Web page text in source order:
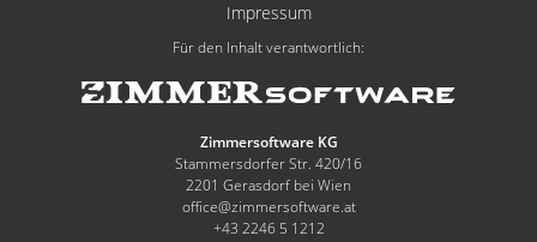
Impressum
Für den Inhalt verantwortlich:
Zimmersoftware KG
Stammersdorfer Str. 420/16
2201 Gerasdorf bei Wien
office@zimmersoftware.at
+43 2246 5 1212